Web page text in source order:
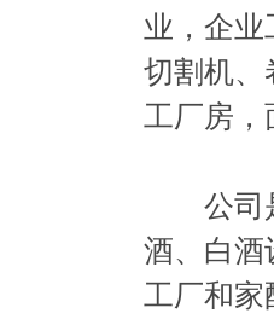
业，企业
切割机、
工厂房，
公司是
酒、白酒
工厂和家